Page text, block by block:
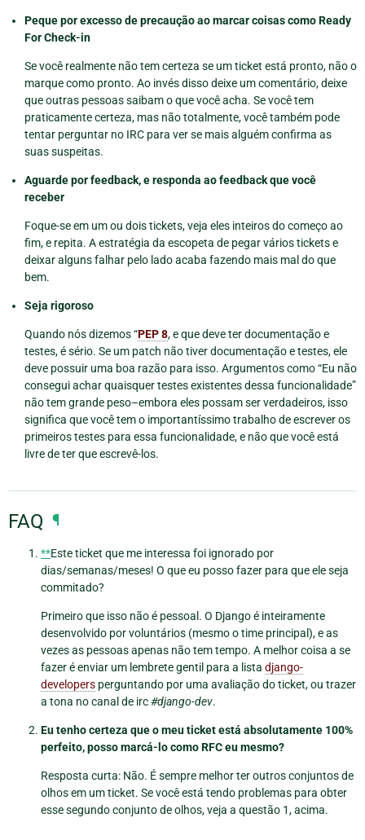
Peque por excesso de precaução ao marcar coisas como Ready
For Check-in
Se você realmente não tem certeza se um ticket está pronto, não o
marque como pronto. Ao invés disso deixe um comentário, deixe
que outras pessoas saibam o que você acha. Se você tem
praticamente certeza, mas não totalmente, você também pode
tentar perguntar no IRC para ver se mais alguém confirma as
suas suspeitas.
Aguarde por feedback, e responda ao feedback que você
receber
Foque-se em um ou dois tickets, veja eles inteiros do começo ao
fim, e repita. A estratégia da escopeta de pegar vários tickets e
deixar alguns falhar pelo lado acaba fazendo mais mal do que
bem.
Seja rigoroso
Quando nós dizemos “PEP 8, e que deve ter documentação e
testes, é sério. Se um patch não tiver documentação e testes, ele
deve possuir uma boa razão para isso. Argumentos como “Eu não
consegui achar quaisquer testes existentes dessa funcionalidade”
não tem grande peso–embora eles possam ser verdadeiros, isso
significa que você tem o importantíssimo trabalho de escrever os
primeiros testes para essa funcionalidade, e não que você está
livre de ter que escrevê-los.
FAQ ¶
**Este ticket que me interessa foi ignorado por
dias/semanas/meses! O que eu posso fazer para que ele seja
commitado?
Primeiro que isso não é pessoal. O Django é inteiramente
desenvolvido por voluntários (mesmo o time principal), e as
vezes as pessoas apenas não tem tempo. A melhor coisa a se
fazer é enviar um lembrete gentil para a lista django-
developers perguntando por uma avaliação do ticket, ou trazer
a tona no canal de irc#django-dev.
Eu tenho certeza que o meu ticket está absolutamente 100%
perfeito, posso marcá-lo como RFC eu mesmo?
Resposta curta: Não. É sempre melhor ter outros conjuntos de
olhos em um ticket. Se você está tendo problemas para obter
esse segundo conjunto de olhos, veja a questão 1, acima.